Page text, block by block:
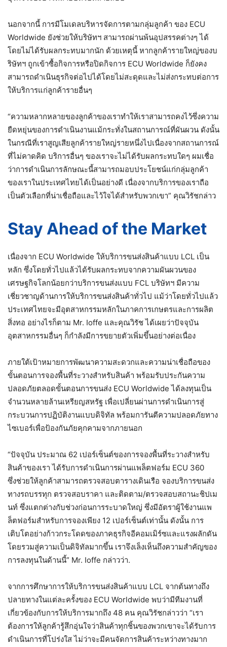
นอกจากนี้ การมีโมเดลบริหารจัดการตามกลุ่มลูกค้า ของ ECU
Worldwide ยังช่วยให้บริษัทฯ สามารถผ่านพ้นอุปสรรคต่างๆ ได้
โดยไม่ได้รับผลกระทบมากนัก ด้วยเหตุนี้ หากลูกค้ารายใหญ่ของบ
ริษัทฯ ถูกเข้าซื้อกิจการหรือปิดกิจการ ECU Worldwide ก็ยังคง
สามารถดำเนินธุรกิจต่อไปได้โดยไม่สะดุดและไม่ส่งกระทบต่อการ
ให้บริการแก่ลูกค้ารายอื่นๆ
“ความหลากหลายของลูกค้าของเราทำให้เราสามารถคงไว้ซึ่งความ
ยืดหยุ่นของการดำเนินงานแม้กระทั่งในสถานการณ์ที่ผันผวน ดังนั้น
ในกรณีที่เราสูญเสียลูกค้ารายใหญ่รายหนึ่งไปเนื่องจากสถานการณ์
ที่ไม่คาดคิด บริการอื่นๆ ของเราจะไม่ได้รับผลกระทบใดๆ ผมเชื่อ
ว่าการดำเนินการลักษณะนี้สามารถมอบประโยชน์แก่กลุ่มลูกค้า
ของเราในประเทศไทยได้เป็นอย่างดี เนื่องจากบริการของเราถือ
เป็นตัวเลือกที่น่าเชื่อถือและไว้ใจได้สำหรับพวกเขา” คุณวิรัชกล่าว
Stay Ahead of the Market
เนื่องจาก ECU Worldwide ให้บริการขนส่งสินค้าแบบ LCL เป็น
หลัก ซึ่งโดยทั่วไปแล้วได้รับผลกระทบจากความผันผวนของ
เศรษฐกิจโลกน้อยกว่าบริการขนส่งแบบ FCL บริษัทฯ มีความ
เชี่ยวชาญด้านการให้บริการขนส่งสินค้าทั่วไป แม้ว่าโดยทั่วไปแล้ว
ประเทศไทยจะมีอุตสาหกรรมหลักในภาคการเกษตรและการผลิต
สิ่งทอ อย่างไรก็ตาม Mr. Ioffe และคุณวิรัช ได้เผยว่าปัจจุบัน
อุตสาหกรรมอื่นๆ ก็กำลังมีการขยายตัวเพิ่มขึ้นอย่างต่อเนื่อง
ภายใต้เป้าหมายการพัฒนาความสะดวกและความน่าเชื่อถือของ
ขั้นตอนการจองพื้นที่ระวางสำหรับสินค้า พร้อมรับประกันความ
ปลอดภัยตลอดขั้นตอนการขนส่ง ECU Worldwide ได้ลงทุนเป็น
จำนวนหลายล้านเหรียญสหรัฐ เพื่อเปลี่ยนผ่านการดำเนินการสู่
กระบวนการปฏิบัติงานแบบดิจิทัล พร้อมการันตีความปลอดภัยทาง
ไซเบอร์เพื่อป้องกันภัยคุกคามจากภายนอก
“ปัจจุบัน ประมาณ 62 เปอร์เซ็นต์ของการจองพื้นที่ระวางสำหรับ
สินค้าของเรา ได้รับการดำเนินการผ่านแพล็ตฟอร์ม ECU 360
ซึ่งช่วยให้ลูกค้าสามารถตรวจสอบตารางเดินเรือ จองบริการขนส่ง
ทางรถบรรทุก ตรวจสอบราคา และติดตาม/ตรวจสอบสถานะชิปเม
นท์ ซึ่งแตกต่างกับช่วงก่อนการระบาดใหญ่ ซึ่งมีอัตราผู้ใช้งานแพ
ล็ตฟอร์มสำหรับการจองเพียง 12 เปอร์เซ็นต์เท่านั้น ดังนั้น การ
เติบโตอย่างก้าวกระโดดของภาคธุรกิจอีคอมเมิร์ซและแรงผลักดัน
โดยรวมสู่ความเป็นดิจิทัลมากขึ้น เราจึงเล็งเห็นถึงความสำคัญของ
การลงทุนในด้านนี้” Mr. Ioffe กล่าวว่า.
จากการศึกษาการให้บริการขนส่งสินค้าแบบ LCL จากต้นทางถึง
ปลายทางในแต่ละครั้งของ ECU Worldwide พบว่ามีทีมงานที่
เกี่ยวข้องกับการให้บริการมากถึง 48 คน คุณวิรัชกล่าวว่า “เรา
ต้องการให้ลูกค้ารู้สึกอุ่นใจว่าสินค้าทุกชิ้นของพวกเขาจะได้รับการ
ดำเนินการที่โปร่งใส ไม่ว่าจะมีคนจัดการสินค้าระหว่างทางมาก